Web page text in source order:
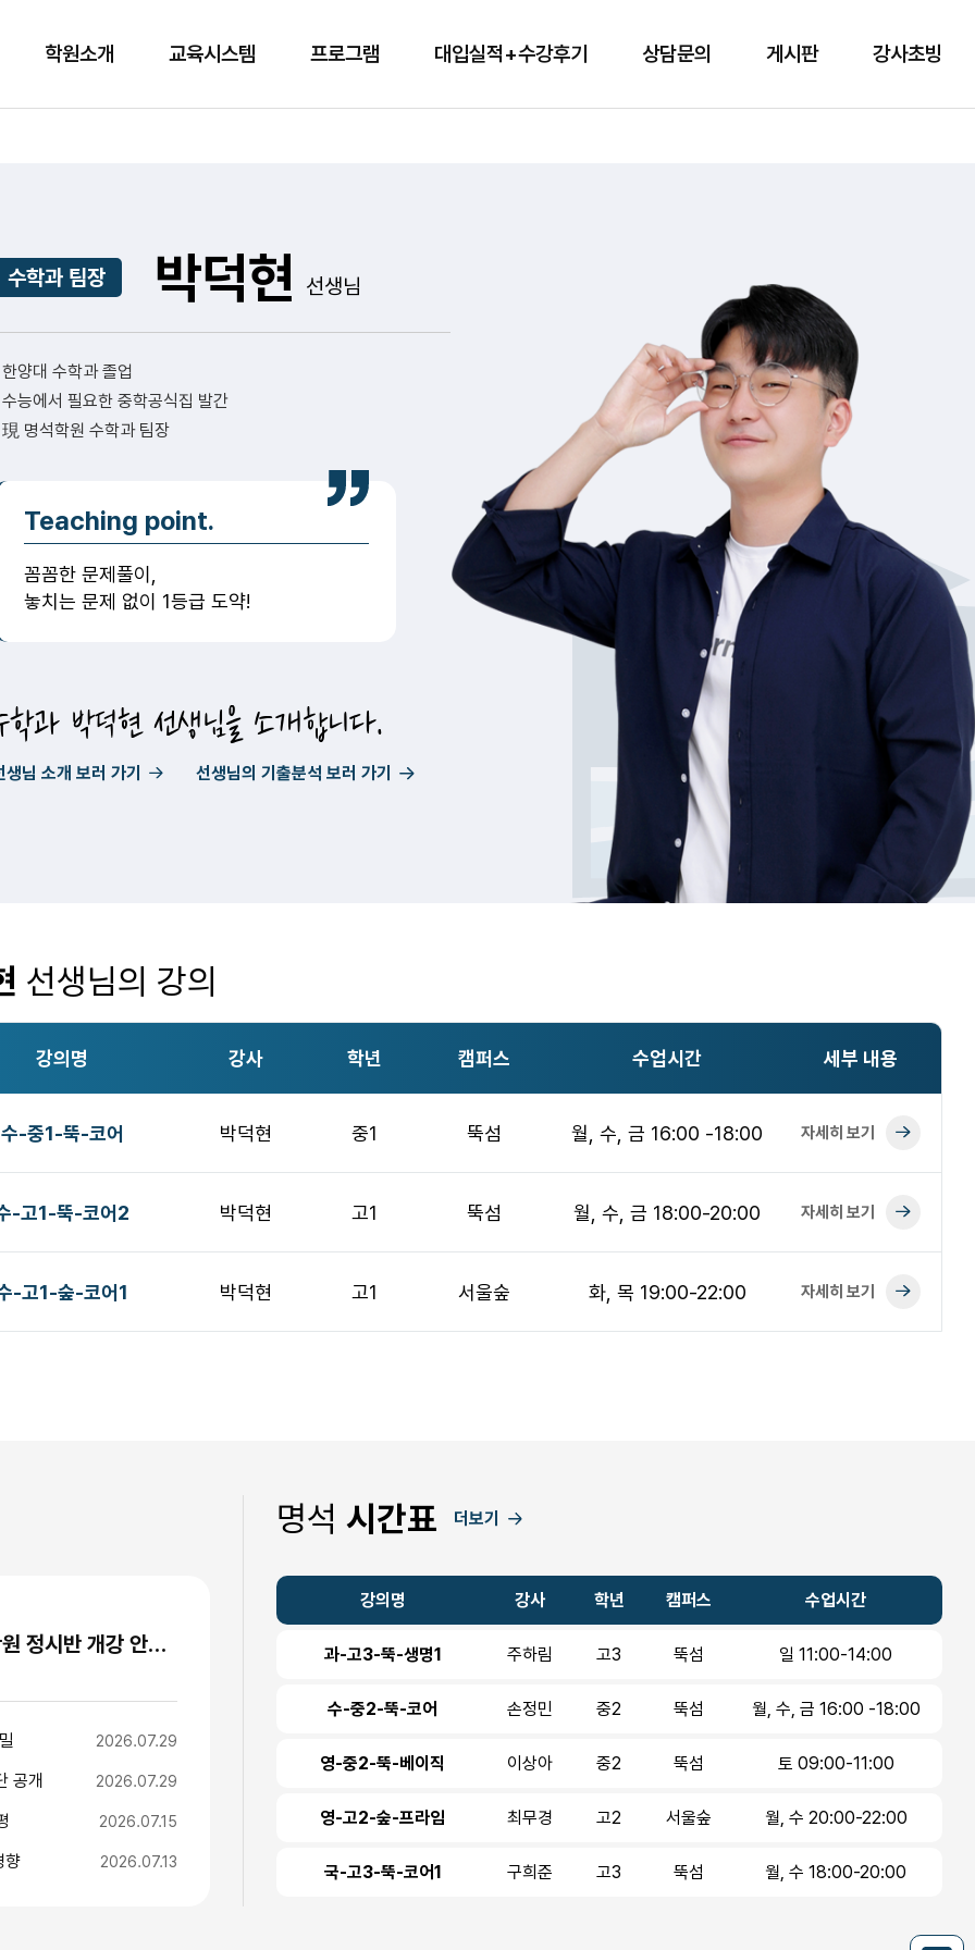
학원소개 교육시스템 프로그램 대입실적+수강후기 상담문의 게시판 강사초빙
수학과 팀장 박덕현 선생님
한양대 수학과 졸업
수능에서 필요한 중학공식집 발간
現 명석학원 수학과 팀장
Teaching point.
꼼꼼한 문제풀이,
놓치는 문제 없이 1등급 도약!
학과 박덕현 선생님을 소개합니다.
생님 소개 보러 가기 선생님의 기출분석 보러 가기
선생님의 강의
강의명 강사 학년 캠퍼스 수업시간 세부 내용
수-중1-뚝-코어 박덕현 중1 뚝섬 월, 수, 금 16:00 -18:00 자세히 보기
-고1-뚝-코어2 박덕현 고1 뚝섬 월, 수, 금 18:00-20:00 자세히 보기
-고1-숲-코어1 박덕현 고1 서울숲 화, 목 19:00-22:00 자세히 보기
"수능 1주 전까지 등원하는 이유" 명석학원 정시반 개강 안내 (성수고·경일고·무학여고·대광고 등)
2026.07.29
공개 2026.07.29
2026.07.15
향 2026.07.13
명석 시간표 더보기
강의명 강사 학년 캠퍼스 수업시간
과-고3-뚝-생명1 주하림 고3 뚝섬 일 11:00-14:00
수-중2-뚝-코어 손정민 중2 뚝섬 월, 수, 금 16:00 -18:00
영-중2-뚝-베이직 이상아 중2 뚝섬 토 09:00-11:00
영-고2-숲-프라임 최무경 고2 서울숲 월, 수 20:00-22:00
국-고3-뚝-코어1 구희준 고3 뚝섬 월, 수 18:00-20:00